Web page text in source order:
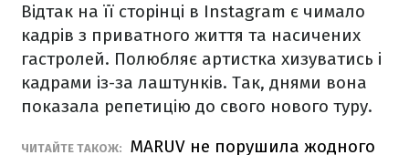
Відтак на її сторінці в Instagram є чимало
кадрів з приватного життя та насичених
гастролей. Полюбляє артистка хизуватись і
кадрами із-за лаштунків. Так, днями вона
показала репетицію до свого нового туру.
ЧИТАЙТЕ ТАКОЖ:
MARUV не порушила жодного